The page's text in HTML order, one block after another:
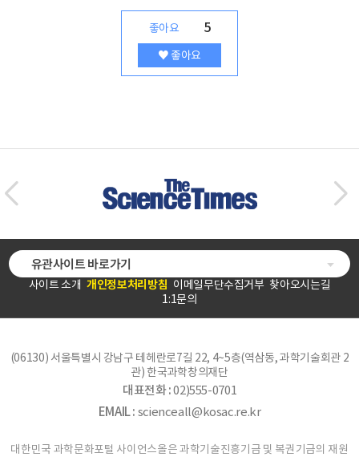
5
♥좋아요
사이트 소개 개인정보처리방침 이메일무단수집거부 찾아오시는길
1:1문의
유관사이트 바로가기
(06130) 서울특별시 강남구 테헤란로7길 22, 4~5층(역삼동, 과학기술회관 2
관) 한국과학창의재단
대표전화 :02)555-0701
EMAIL : scienceall@kosac.re.kr
대한민국 과학문화포털 사이언스올은 과학기술진흥기금 및 복권기금의 재원